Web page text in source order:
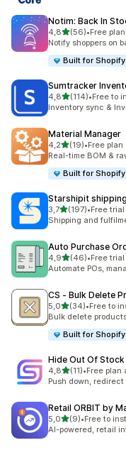
Notim: Back In
4,8z 5 hvězd
(56)
Celkový počet
•Free
Notify shoppers on
Built for Shopify
Sumtracker
4,8z 5 hvězd
(114)
Celkový počet
•Free to
Inventory sync &
Material Manager
4,2z 5 hvězd
(19)
Celkový počet
•Free
Real-time BOM &
Built for Shopify
Starshipit
3,7z 5 hvězd
(197)
Celkový počet
•Free
Shipping and
Auto Purchase
4,9z 5 hvězd
(46)
Celkový počet
•Free
Automate POs,
CS ‑ Bulk Delete
5,0z 5 hvězd
(34)
Celkový počet
•Free to
Bulk delete
Built for Shopify
Hide Out Of Stock
4,8z 5 hvězd
(11)
Celkový počet
•Free plan
Push down,
Retail ORBIT by
5,0z 5 hvězd
(9)
Celkový počet
•Free to
AI-powered, retail